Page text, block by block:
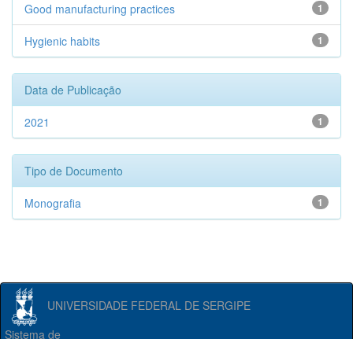
1
Good manufacturing practices
1
Hygienic habits
Data de Publicação
1
2021
Tipo de Documento
1
Monografia
UNIVERSIDADE FEDERAL DE SERGIPE
Sistema de